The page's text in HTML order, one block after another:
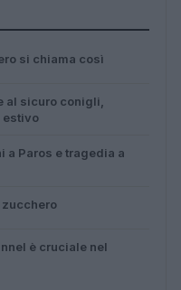
si chiama così
al sicuro conigli,
estivo
a Paros e tragedia a
zucchero
è cruciale nel